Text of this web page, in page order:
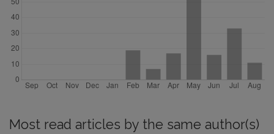
Most read articles by the same author(s)